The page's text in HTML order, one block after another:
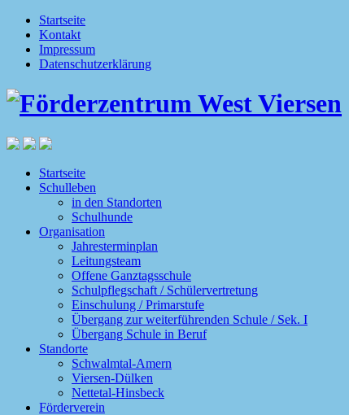
Startseite
Kontakt
Impressum
Datenschutzerklärung
Startseite
Schulleben
in den Standorten
Schulhunde
Organisation
Jahresterminplan
Leitungsteam
Offene Ganztagsschule
Schulpflegschaft / Schülervertretung
Einschulung / Primarstufe
Übergang zur weiterführenden Schule / Sek. I
Übergang Schule in Beruf
Standorte
Schwalmtal-Amern
Viersen-Dülken
Nettetal-Hinsbeck
Förderverein